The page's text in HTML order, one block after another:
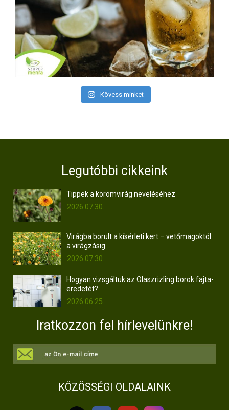
Kövess minket
Legutóbbi cikkeink
Tippek a körömvirág neveléséhez
2026.07.30.
Virágba borult a kísérleti kert – vetőmagoktól
a virágzásig
2026.07.30.
Hogyan vizsgáltuk az Olaszrizling borok fajta-
eredetét?
2026.06.25.
Iratkozzon fel hírlevelünkre!
KÖZÖSSÉGI OLDALAINK